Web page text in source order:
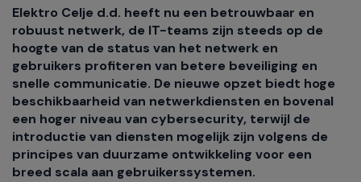
Elektro Celje d.d. heeft nu een betrouwbaar en
robuust netwerk, de IT-teams zijn steeds op de
hoogte van de status van het netwerk en
gebruikers profiteren van betere beveiliging en
snelle communicatie. De nieuwe opzet biedt hoge
beschikbaarheid van netwerkdiensten en bovenal
een hoger niveau van cybersecurity, terwijl de
introductie van diensten mogelijk zijn volgens de
principes van duurzame ontwikkeling voor een
breed scala aan gebruikerssystemen.